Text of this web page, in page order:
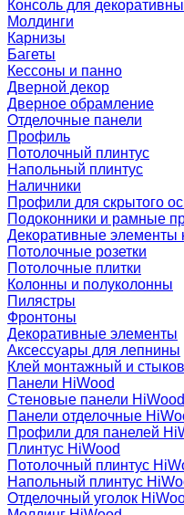
Консоль для
Молдинги
Карнизы
Багеты
Кессоны и панно
Дверной декор
Дверное обрамление
Отделочные панели
Профиль
Потолочный плинтус
Напольный плинтус
Наличники
Профили для скрытого
Подоконники и рамные
Декоративные элементы
Потолочные розетки
Потолочные плитки
Колонны и полуколонны
Пилястры
Фронтоны
Декоративные элементы
Аксессуары для лепнины
Клей монтажный и
Панели HiWood
Стеновые панели HiWood
Панели отделочные
Профили для панелей
Плинтус HiWood
Потолочный плинтус
Напольный плинтус
Отделочный уголок